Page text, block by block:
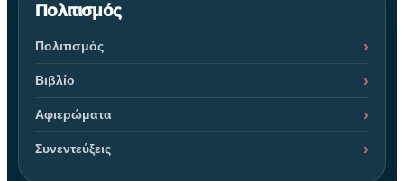
Πολιτισμός
Πολιτισμός
Βιβλίο
Αφιερώματα
Συνεντεύξεις